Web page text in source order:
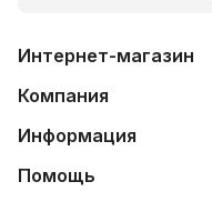
Интернет-магазин
Компания
Информация
Помощь